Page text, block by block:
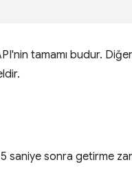
tamamı budur.
saniye sonra getirme